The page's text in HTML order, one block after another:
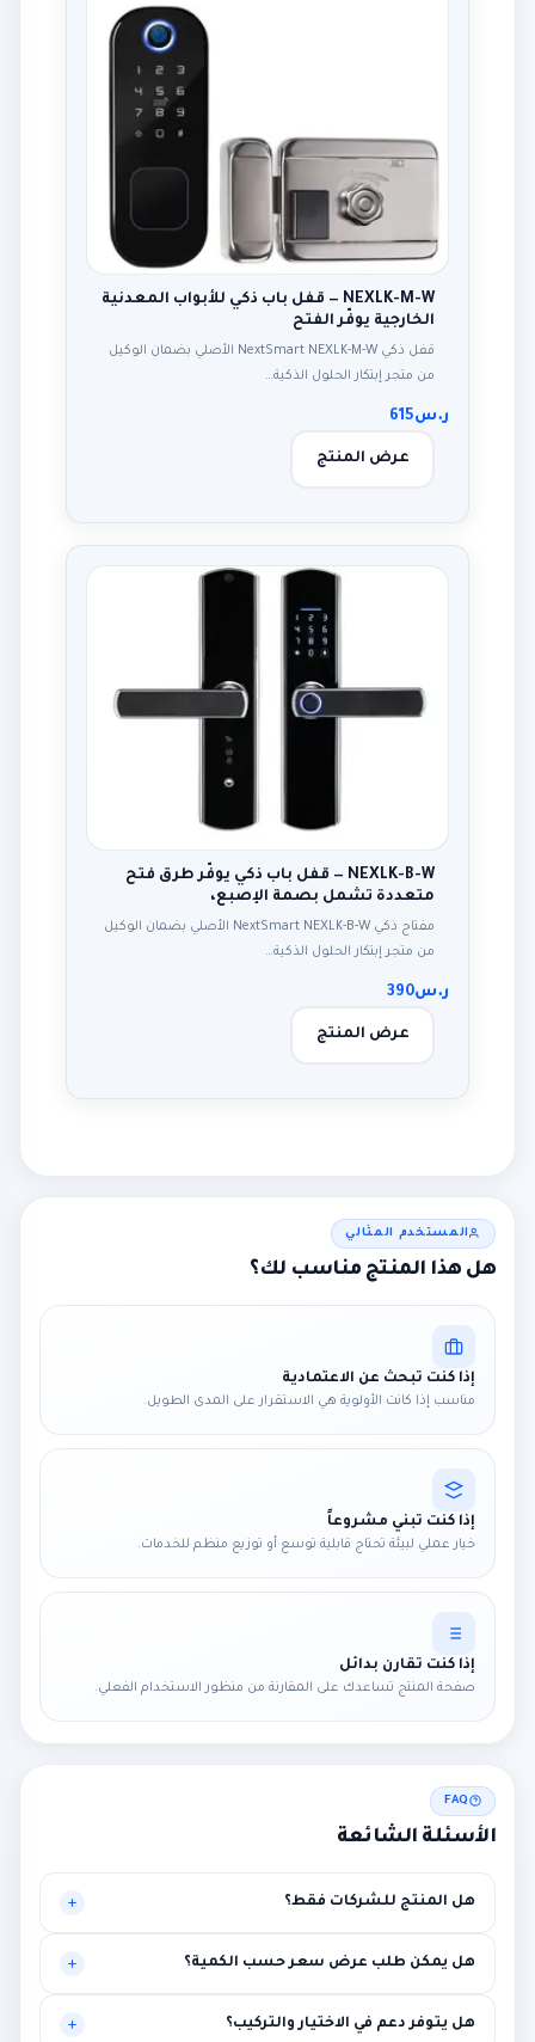
NEXLK-M-W — قفل باب ذكي للأبواب المعدنية
الخارجية يوفّر الفتح
قفل ذكي NextSmart NEXLK-M-W الأصلي بضمان الوكيل
من متجر إبتكار الحلول الذكية…
ر.س615
عرض المنتج
NEXLK-B-W — قفل باب ذكي يوفّر طرق فتح
متعددة تشمل بصمة الإصبع،
مفتاح ذكي NextSmart NEXLK-B-W الأصلي بضمان الوكيل
من متجر إبتكار الحلول الذكية…
ر.س390
عرض المنتج
المستخدم المثالي
هل هذا المنتج مناسب لك؟
إذا كنت تبحث عن الاعتمادية
مناسب إذا كانت الأولوية هي الاستقرار على المدى الطويل.
إذا كنت تبني مشروعاً
خيار عملي لبيئة تحتاج قابلية توسع أو توزيع منظم للخدمات.
إذا كنت تقارن بدائل
صفحة المنتج تساعدك على المقارنة من منظور الاستخدام الفعلي.
FAQ
الأسئلة الشائعة
هل المنتج للشركات فقط؟
مستوى أعلى من الاستقرار.
هل يمكن طلب عرض سعر حسب الكمية؟
هل يتوفر دعم في الاختيار والتركيب؟